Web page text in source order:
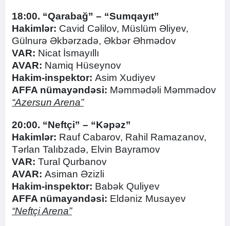
18:00. “Qarabağ” – “Sumqayıt”
Hakimlər: Cavid Cəlilov, Müslüm Əliyev,
Gülnurə Əkbərzadə, Əkbər Əhmədov
VAR: Nicat İsmayıllı
AVAR: Namiq Hüseynov
Hakim-inspektor: Asim Xudiyev
AFFA nümayəndəsi: Məmmədəli Məmmədov
“Azersun Arena”
20:00. “Neftçi” – “Kəpəz”
Hakimlər: Rauf Cabarov, Rahil Ramazanov,
Tərlan Talıbzadə, Elvin Bayramov
VAR: Tural Qurbanov
AVAR: Asiman Əzizli
Hakim-inspektor: Babək Quliyev
AFFA nümayəndəsi: Eldəniz Musayev
“Neftçi Arena”